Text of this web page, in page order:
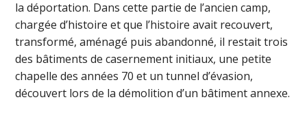
la déportation. Dans cette partie de l’ancien camp,
chargée d’histoire et que l’histoire avait recouvert,
transformé, aménagé puis abandonné, il restait trois
des bâtiments de casernement initiaux, une petite
chapelle des années 70 et un tunnel d’évasion,
découvert lors de la démolition d’un bâtiment annexe.